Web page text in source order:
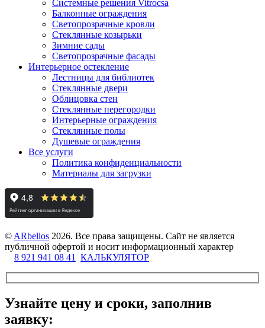
Системные решения Vitrocsa
Балконные ограждения
Светопрозрачные кровли
Стеклянные козырьки
Зимние сады
Светопрозрачные фасады
Интерьерное остекление
Лестницы для библиотек
Стеклянные двери
Облицовка стен
Стеклянные перегородки
Интерьерные ограждения
Стеклянные полы
Душевые ограждения
Все услуги
Политика конфиденциальности
Материалы для загрузки
© ARbellos 2026. Все права защищены. Сайт не является
публичной офертой и носит информационный характер
8 921 941 08 41
КАЛЬКУЛЯТОР
Узнайте цену и сроки, заполнив
заявку: